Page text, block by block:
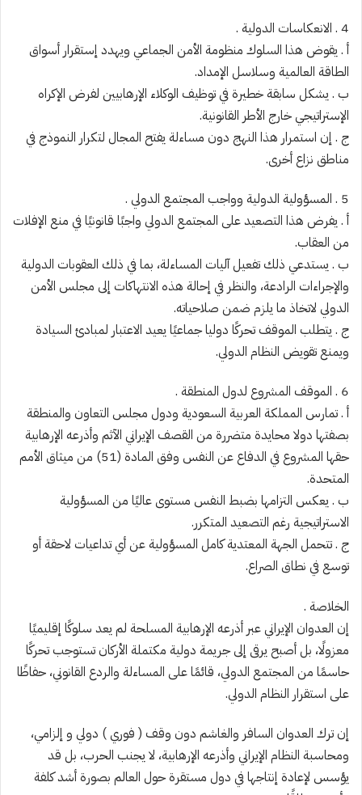
4 . الانعكاسات الدولية .
أ . يقوض هذا السلوك منظومة الأمن الجماعي ويهدد إستقرار أسواق
الطاقة العالمية وسلاسل الإمداد.
ب . يشكل سابقة خطيرة في توظيف الوكلاء الإرهابيين لفرض الإكراه
الإستراتيجي خارج الأطر القانونية.
ج . إن استمرار هذا النهج دون مساءلة يفتح المجال لتكرار النموذج في
مناطق نزاع أخرى.
5 . المسؤولية الدولية وواجب المجتمع الدولي .
أ . يفرض هذا التصعيد على المجتمع الدولي واجبًا قانونيًا في منع الإفلات
من العقاب.
ب . يستدعي ذلك تفعيل آليات المساءلة، بما في ذلك العقوبات الدولية
والإجراءات الرادعة، والنظر في إحالة هذه الانتهاكات إلى مجلس الأمن
الدولي لاتخاذ ما يلزم ضمن صلاحياته.
ج . يتطلب الموقف تحركًا دوليا جماعيًا يعيد الاعتبار لمبادئ السيادة
ويمنع تقويض النظام الدولي.
6 . الموقف المشروع لدول المنطقة .
أ . تمارس المملكة العربية السعودية ودول مجلس التعاون والمنطقة
بصفتها دولا محايدة متضررة من القصف الإيراني الآثم وأذرعه الإرهابية
حقها المشروع في الدفاع عن النفس وفق المادة (51) من ميثاق الأمم
المتحدة.
ب . يعكس التزامها بضبط النفس مستوى عاليًا من المسؤولية
الاستراتيجية رغم التصعيد المتكرر.
ج . تتحمل الجهة المعتدية كامل المسؤولية عن أي تداعيات لاحقة أو
توسع في نطاق الصراع.
الخلاصة .
إن العدوان الإيراني عبر أذرعه الإرهابية المسلحة لم يعد سلوكًا إقليميًا
معزولًا، بل أصبح يرقى إلى جريمة دولية مكتملة الأركان تستوجب تحركًا
حاسمًا من المجتمع الدولي، قائمًا على المساءلة والردع القانوني، حفاظًا
على استقرار النظام الدولي.
إن ترك العدوان السافر والغاشم دون وقف ( فوري ) دولي و إلزامي،
ومحاسبة النظام الإيراني وأذرعه الإرهابية، لا يجنب الحرب، بل قد
يؤسس لإعادة إنتاجها في دول مستقرة حول العالم بصورة أشد كلفة